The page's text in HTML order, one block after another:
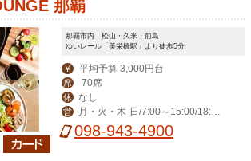
那覇
那覇市内｜松山・久米・前島
ゆいレール「美栄橋駅」より徒歩5分
￥ 平均予算 3,000円台
席 70席
休 なし
営
月・火・木-日/7:00～15:00/18:00
～23:00(料理L.O. 22:00) 毎週水曜日は
098-943-4900